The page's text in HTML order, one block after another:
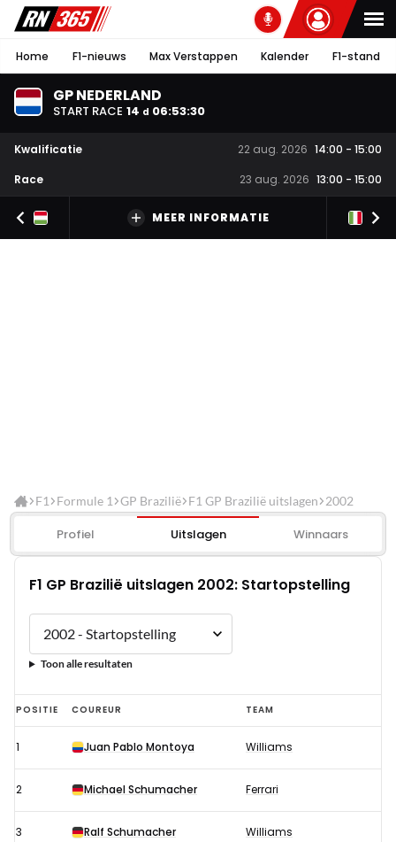
Home F1-nieuws Max Verstappen Kalender F1-stand
GP NEDERLAND
START RACE 14 d 06:53:30
Kwalificatie 22 aug. 2026 14:00 - 15:00
Race
23 aug. 2026 13:00 - 15:00
MEER INFORMATIE
F1 Formule 1 GP Brazilië F1 GP Brazilië uitslagen 2002
Profiel Uitslagen Winnaars
F1 GP Brazilië uitslagen 2002: Startopstelling
Toon alle resultaten
F1
GP
Brazilië
uitslagen
Startopstelling
POSITIE COUREUR TEAM
1 Juan Pablo Montoya Williams
2 Michael Schumacher Ferrari
3 Ralf Schumacher Williams